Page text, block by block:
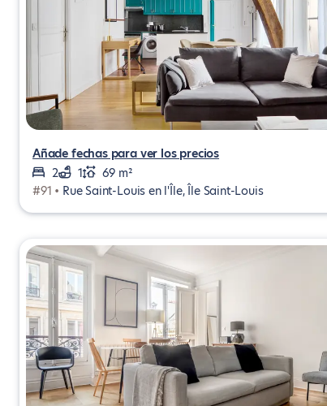
Añade fechas para ver los precios
2
1
69 m²
#91 • Rue Saint-Louis en l'Île, Île Saint-Louis